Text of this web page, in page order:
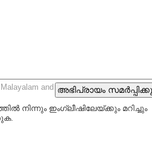
and
നിന്നും ഇംഗ്ലീഷിലേയ്ക്കും മറിച്ചും